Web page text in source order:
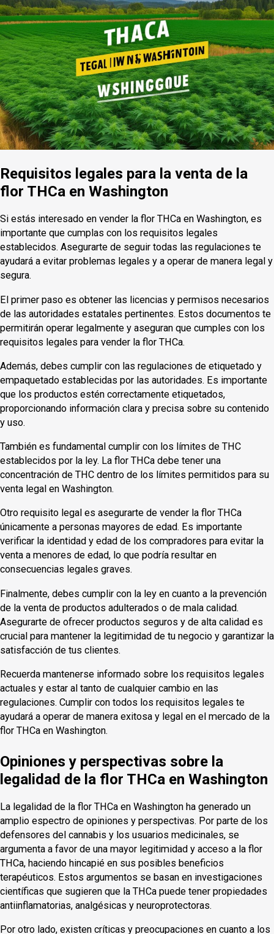
Requisitos legales para la venta de la
flor THCa en Washington
Si estás interesado en vender la flor THCa en Washington, es
importante que cumplas con los requisitos legales
establecidos. Asegurarte de seguir todas las regulaciones te
ayudará a evitar problemas legales y a operar de manera legal y
segura.
El primer paso es obtener las licencias y permisos necesarios
de las autoridades estatales pertinentes. Estos documentos te
permitirán operar legalmente y aseguran que cumples con los
requisitos legales para vender la flor THCa.
Además, debes cumplir con las regulaciones de etiquetado y
empaquetado establecidas por las autoridades. Es importante
que los productos estén correctamente etiquetados,
proporcionando información clara y precisa sobre su contenido
y uso.
También es fundamental cumplir con los límites de THC
establecidos por la ley. La flor THCa debe tener una
concentración de THC dentro de los límites permitidos para su
venta legal en Washington.
Otro requisito legal es asegurarte de vender la flor THCa
únicamente a personas mayores de edad. Es importante
verificar la identidad y edad de los compradores para evitar la
venta a menores de edad, lo que podría resultar en
consecuencias legales graves.
Finalmente, debes cumplir con la ley en cuanto a la prevención
de la venta de productos adulterados o de mala calidad.
Asegurarte de ofrecer productos seguros y de alta calidad es
crucial para mantener la legitimidad de tu negocio y garantizar la
satisfacción de tus clientes.
Recuerda mantenerse informado sobre los requisitos legales
actuales y estar al tanto de cualquier cambio en las
regulaciones. Cumplir con todos los requisitos legales te
ayudará a operar de manera exitosa y legal en el mercado de la
flor THCa en Washington.
Opiniones y perspectivas sobre la
legalidad de la flor THCa en Washington
La legalidad de la flor THCa en Washington ha generado un
amplio espectro de opiniones y perspectivas. Por parte de los
defensores del cannabis y los usuarios medicinales, se
argumenta a favor de una mayor legitimidad y acceso a la flor
THCa, haciendo hincapié en sus posibles beneficios
terapéuticos. Estos argumentos se basan en investigaciones
científicas que sugieren que la THCa puede tener propiedades
antiinflamatorias, analgésicas y neuroprotectoras.
Por otro lado, existen críticas y preocupaciones en cuanto a los